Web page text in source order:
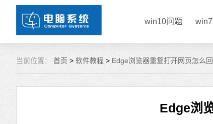
win10问题
当前位置： 首页 > 软件教程 > Edge浏览器重复打开网页怎么回
Edge浏